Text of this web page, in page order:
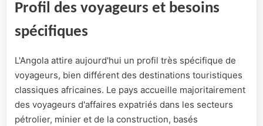
Profil des voyageurs et besoins
spécifiques
L'Angola attire aujourd'hui un profil très spécifique de
voyageurs, bien différent des destinations touristiques
classiques africaines. Le pays accueille majoritairement
des voyageurs d'affaires expatriés dans les secteurs
pétrolier, minier et de la construction, basés